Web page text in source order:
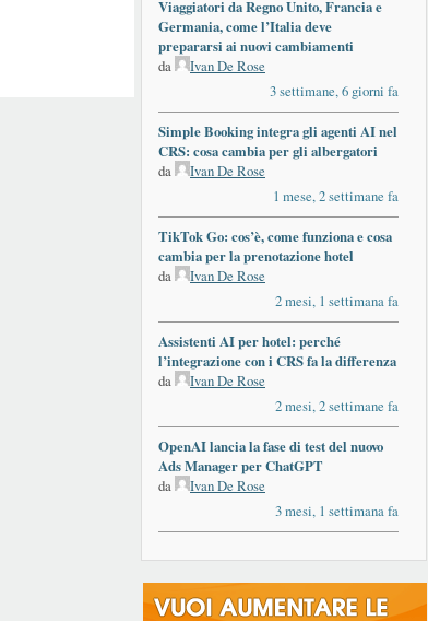
Viaggiatori da Regno Unito, Francia e
Germania, come l’Italia deve
prepararsi ai nuovi cambiamenti
da
Ivan De Rose
3 settimane, 6 giorni fa
Simple Booking integra gli agenti AI nel
CRS: cosa cambia per gli albergatori
da
Ivan De Rose
1 mese, 2 settimane fa
TikTok Go: cos’è, come funziona e cosa
cambia per la prenotazione hotel
da
Ivan De Rose
2 mesi, 1 settimana fa
Assistenti AI per hotel: perché
l’integrazione con i CRS fa la differenza
da
Ivan De Rose
2 mesi, 2 settimane fa
OpenAI lancia la fase di test del nuovo
Ads Manager per ChatGPT
da
Ivan De Rose
3 mesi, 1 settimana fa